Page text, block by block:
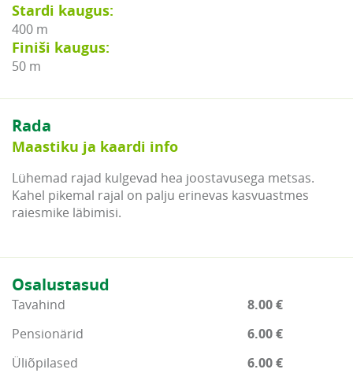
Stardi kaugus:
400 m
Finiši kaugus:
50 m
Rada
Maastiku ja kaardi info
Lühemad rajad kulgevad hea joostavusega metsas.
Kahel pikemal rajal on palju erinevas kasvuastmes
raiesmike läbimisi.
Osalustasud
Tavahind
8.00 €
Pensionärid
6.00 €
Üliõpilased
6.00 €